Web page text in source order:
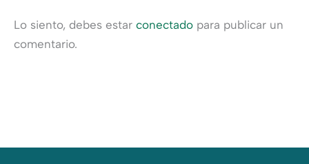
Lo siento, debes estar conectado para publicar un
comentario.